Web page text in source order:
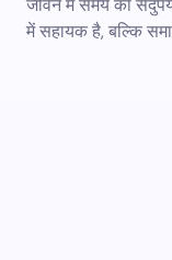
जीवन में समय का
में सहायक है, बल्कि